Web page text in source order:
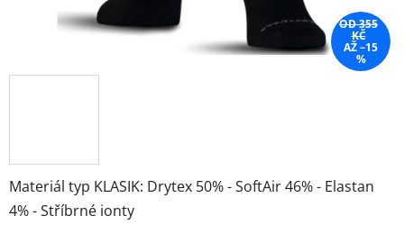
Materiál typ KLASIK: Drytex 50% - SoftAir 46% - Elastan
4% - Stříbrné ionty
OD 355
KČ
AŽ –15
%